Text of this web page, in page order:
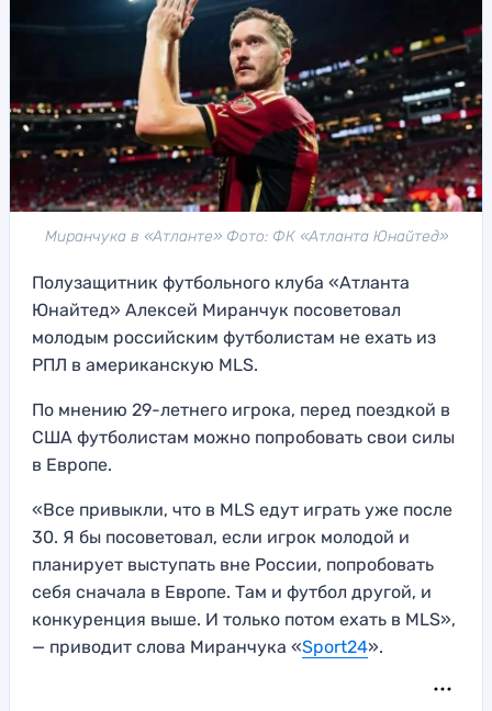
Миранчука в «Атланте» Фото: ФК «Атланта Юнайтед»
Полузащитник футбольного клуба «Атланта
Юнайтед» Алексей Миранчук посоветовал
молодым российским футболистам не ехать из
РПЛ в американскую MLS.
По мнению 29-летнего игрока, перед поездкой в
США футболистам можно попробовать свои силы
в Европе.
«Все привыкли, что в MLS едут играть уже после
30. Я бы посоветовал, если игрок молодой и
планирует выступать вне России, попробовать
себя сначала в Европе. Там и футбол другой, и
конкуренция выше. И только потом ехать в MLS»,
— приводит слова Миранчука «Sport24».